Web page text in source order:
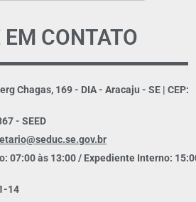
EM CONTATO
Chagas, 169 - DIA - Aracaju - SE | CEP:
- SEED
07:00 às 13:00 / Expediente Interno:
14